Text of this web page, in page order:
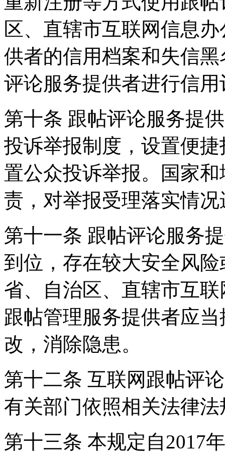
区、直辖市互联网信息
供者的信用档案和失信
评论服务提供者进行信用
第十条 跟帖评论服务提
投诉举报制度，设置便
置公众投诉举报。国家
责，对举报受理落实情
第十一条 跟帖评论服务
到位，存在较大安全风
省、自治区、直辖市互
跟帖管理服务提供者应
改，消除隐患。
第十二条 互联网跟帖评
有关部门依照相关法律
第十三条 本规定自2017